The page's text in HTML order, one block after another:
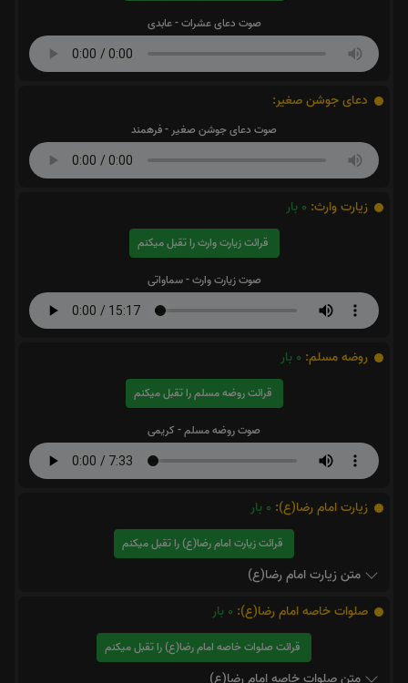
صوت دعای عشرات - عابدی
دعای جوشن صغیر:
صوت دعای جوشن صغیر - فرهمند
زیارت وارث: 0 بار
قرائت زیارت وارث را تقبل میکنم
صوت زیارت وارث - سماواتی
روضه مسلم: 0 بار
قرائت روضه مسلم را تقبل میکنم
صوت روضه مسلم - کریمی
زیارت امام رضا(ع): 0 بار
قرائت زیارت امام رضا(ع) را تقبل میکنم
متن زیارت امام رضا(ع)
صلوات خاصه امام رضا(ع): 0 بار
قرائت صلوات خاصه امام رضا(ع) را تقبل میکنم